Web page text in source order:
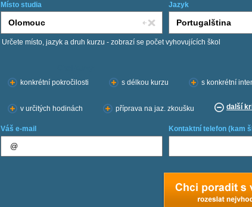
Místo studia Jazyk
Určete místo, jazyk a druh kurzu - zobrazí se počet vyhovujících škol
konkrétní pokročilosti
s délkou kurzu s konkrétní
v určitých hodinách příprava na jaz. zkoušku další
Váš e-mail Kontaktní telefon (kam